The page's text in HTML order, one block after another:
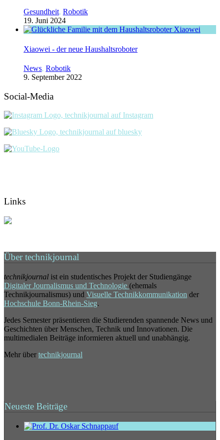
Gesundheit, Robotik
19. Juni 2024
Xiaowei - der neue Haushaltsroboter
News, Robotik
9. September 2022
Social-Media
Links
Über technikjournal
technikjournal ist ein studentisches Projekt der Studiengänge
Digitaler Journalismus und Technologie (ehemals
Technikjournalismus) und Visuelle Technikkommunikation der
Hochschule Bonn-Rhein-Sieg.
Jedes Semester präsentieren die Studierenden spannende News und
Geschichten über Menschen, Technik und Innovationen. Die
multimedialen Beiträge informieren aktuell und unabhängig.
Mehr über technikjournal
Neueste Beiträge